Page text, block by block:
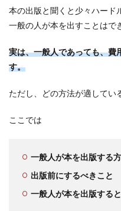
本の出版と聞くと少々ハード
一般の人が本を出すことはで
実は、一般人であっても、費
す。
ただし、どの方法が適してい
ここでは
一般人が本を出版する
出版前にするべきこと
一般人が本を出版する